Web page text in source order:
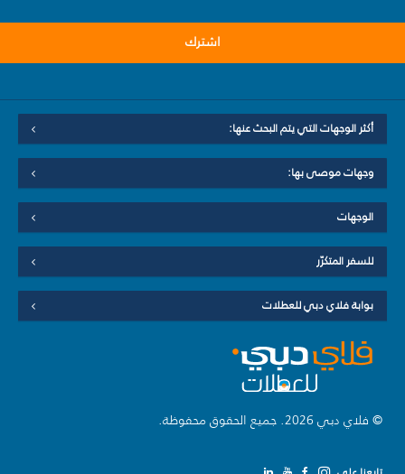
اشترك
أكثر الوجهات التي يتم البحث عنها:
وجهات موصى بها:
الوجهات
للسفر المتكرّر
بوابة فلاي دبي للعطلات
© فلاي دبي 2026. جميع الحقوق محفوظة.